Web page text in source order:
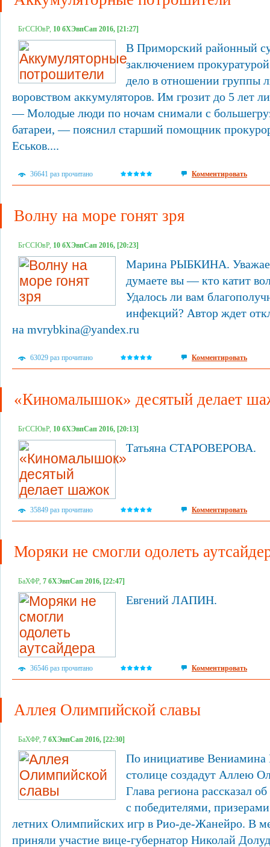
БгССЮвР, 10 бХЭвпСап 2016, [21:27]
В Приморский районный
заключением
дело в отношении группы
воровством аккумуляторов. Им грозит до 5 лет
— Молодые люди по ночам снимали с
батареи, — пояснил старший помощник
Еськов....
36641 раз прочитано Комментировать
Волну на море гонят зря
БгССЮвР, 10 бХЭвпСап 2016, [20:23]
Марина РЫБКИНА.
думаете вы — кто катит
Удалось ли вам
инфекций? Автор ждет
на mvrybkina@yandex.ru
63029 раз прочитано Комментировать
«Киномалышок» десятый делает
БгССЮвР, 10 бХЭвпСап 2016, [20:13]
Татьяна СТАРОВЕРОВА.
35849 раз прочитано Комментировать
Моряки не смогли одолеть
БаХФР, 7 бХЭвпСап 2016, [22:47]
Евгений ЛАПИН.
36546 раз прочитано Комментировать
Аллея Олимпийской славы
БаХФР, 7 бХЭвпСап 2016, [22:30]
По инициативе Вениамина
столице создадут Аллею
Глава региона рассказал
с победителями,
летних Олимпийских игр в Рио-де-Жанейро. В
приняли участие вице-губернатор Николай